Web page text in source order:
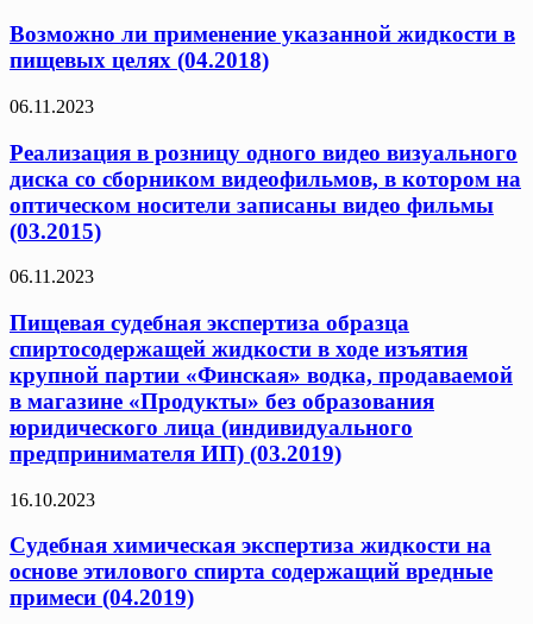
Возможно ли применение указанной жидкости в
пищевых целях (04.2018)
06.11.2023
Реализация в розницу одного видео визуального
диска со сборником видеофильмов, в котором на
оптическом носители записаны видео фильмы
(03.2015)
06.11.2023
Пищевая судебная экспертиза образца
спиртосодержащей жидкости в ходе изъятия
крупной партии «Финская» водка, продаваемой
в магазине «Продукты» без образования
юридического лица (индивидуального
предпринимателя ИП) (03.2019)
16.10.2023
Судебная химическая экспертиза жидкости на
основе этилового спирта содержащий вредные
примеси (04.2019)